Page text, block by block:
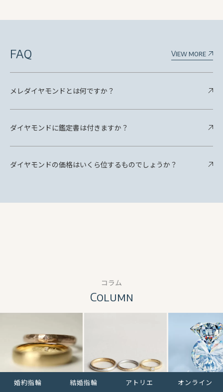
婚約指輪 結婚指輪 アトリエ オンライン
FAQ View more
メレダイヤモンドとは何ですか？
ダイヤモンドに鑑定書は付きますか？
ダイヤモンドの価格はいくら位するものでしょうか？
Column
コラム